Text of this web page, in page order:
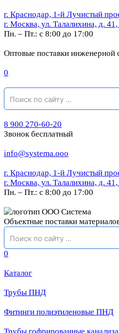
г. Краснодар, 1-й Лучистый
г. Москва, ул. Талалихина, д.
Пн. – Пт.: с 8:00 до 17:00
Оптовые поставки инженерной
0
8 900 270-60-20
Звонок бесплатный
info@systema.ooo
г. Краснодар, 1-й Лучистый
г. Москва, ул. Талалихина, д.
Пн. – Пт.: с 8:00 до 17:00
Объектные поставки
0
Каталог
Трубы ПНД
Фитинги полиэтиленовые ПНД